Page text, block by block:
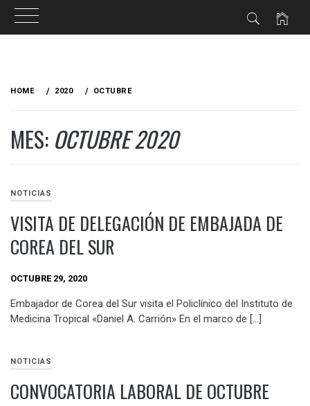
HOME 2020 OCTUBRE
MES: OCTUBRE 2020
NOTICIAS
VISITA DE DELEGACIÓN DE EMBAJADA DE
COREA DEL SUR
OCTUBRE 29, 2020
Embajador de Corea del Sur visita el Policlínico del Instituto de
Medicina Tropical «Daniel A. Carrión» En el marco de […]
NOTICIAS
CONVOCATORIA LABORAL DE OCTUBRE